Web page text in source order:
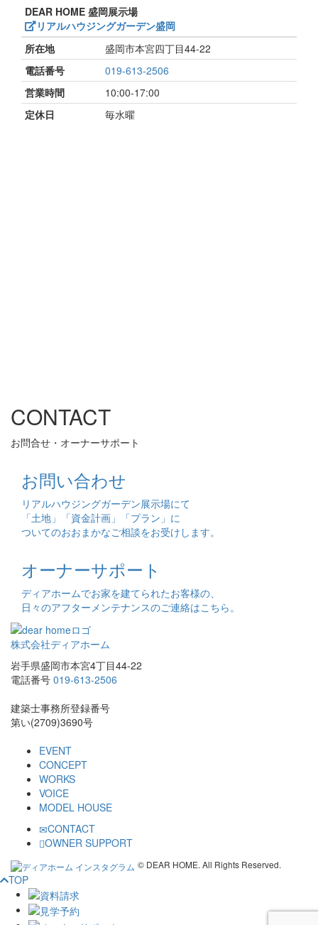
DEAR HOME 盛岡展示場
リアルハウジングガーデン盛岡
所在地
盛岡市本宮四丁目44-22
電話番号
019-613-2506
営業時間
10:00-17:00
定休日
毎水曜
CONTACT
お問合せ・オーナーサポート
お問い合わせ
リアルハウジングガーデン展示場にて
「土地」「資金計画」「プラン」に
ついてのおおまかなご相談をお受けします。
オーナーサポート
ディアホームでお家を建てられたお客様の、
日々のアフターメンテナンスのご連絡はこちら。
株式会社ディアホーム
岩手県盛岡市本宮4丁目44-22
電話番号 019-613-2506
建築士事務所登録番号
第い(2709)3690号
EVENT
CONCEPT
WORKS
VOICE
MODEL HOUSE
CONTACT
OWNER SUPPORT
© DEAR HOME. All Rights Reserved.
TOP